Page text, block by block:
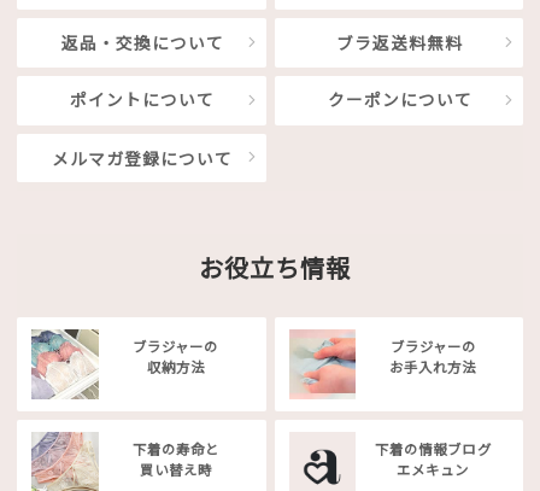
返品・交換について ブラ返送料無料
ポイントについて クーポンについて
メルマガ登録について
お役立ち情報
ブラジャーの
収納方法
ブラジャーの
お手入れ方法
下着の寿命と
買い替え時
下着の情報ブログ
エメキュン